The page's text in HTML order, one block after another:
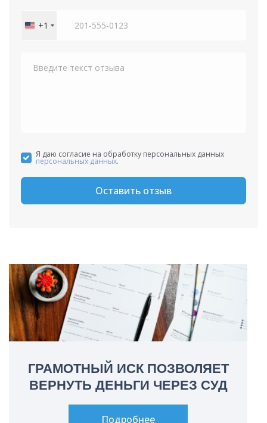
United
+1
Я даю согласие на обработку персональных данных
персональных данных.
Оставить отзыв
ГРАМОТНЫЙ ИСК ПОЗВОЛЯЕТ
ВЕРНУТЬ ДЕНЬГИ ЧЕРЕЗ СУД
Подробнее